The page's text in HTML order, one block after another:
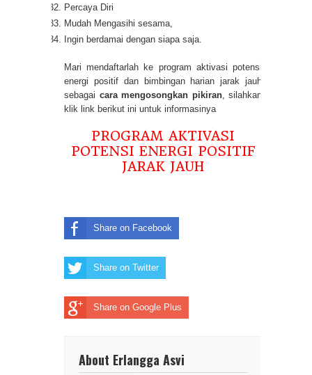
Percaya Diri
Mudah Mengasihi sesama,
Ingin berdamai dengan siapa saja.
Mari mendaftarlah ke program aktivasi potensi
energi positif dan bimbingan harian jarak jauh
sebagai cara mengosongkan pikiran, silahkan
klik link berikut ini untuk informasinya
PROGRAM AKTIVASI
POTENSI ENERGI POSITIF
JARAK JAUH
Share on Facebook
Share on Twitter
Share on Google Plus
About Erlangga Asvi